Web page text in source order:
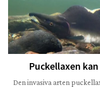
Puckellaxen
Den invasiva arten